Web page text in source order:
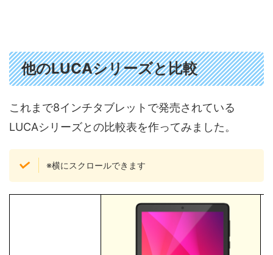
他のLUCAシリーズと比較
これまで8インチタブレットで発売されている
LUCAシリーズとの比較表を作ってみました。
※横にスクロールできます